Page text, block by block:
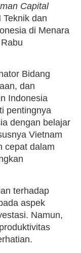
Capital
Teknik dan
di Menara
Bidang
dan
Indonesia
pentingnya
dengan belajar
Vietnam
cepat dalam
terhadap
aspek
Namun,